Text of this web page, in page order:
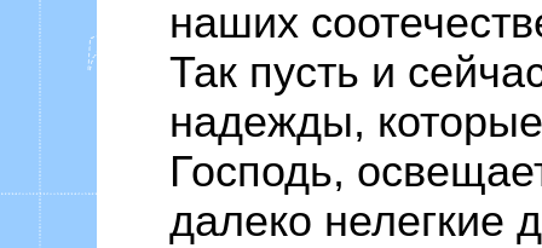
наших
Так пусть и
надежды,
Господь,
далеко нелегкие